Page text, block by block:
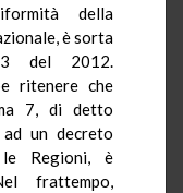
della
è sorta
del 2012.
ritenere che
7, di detto
un decreto
le Regioni, è
frattempo,